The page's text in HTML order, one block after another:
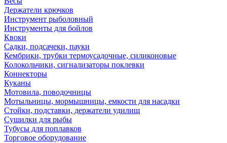
Держатели крючков
Инструмент рыболовный
Инструменты для бойлов
Квоки
Садки, подсачеки, пауки
Кембрики, трубки термоусадочные, силиконовые
Колокольчики, сигнализаторы поклевки
Коннекторы
Куканы
Мотовила, поводочницы
Мотыльницы, мормышницы, емкости для насадки
Стойки, подставки, держатели удилищ
Сушилки для рыбы
Тубусы для поплавков
Торговое оборудование